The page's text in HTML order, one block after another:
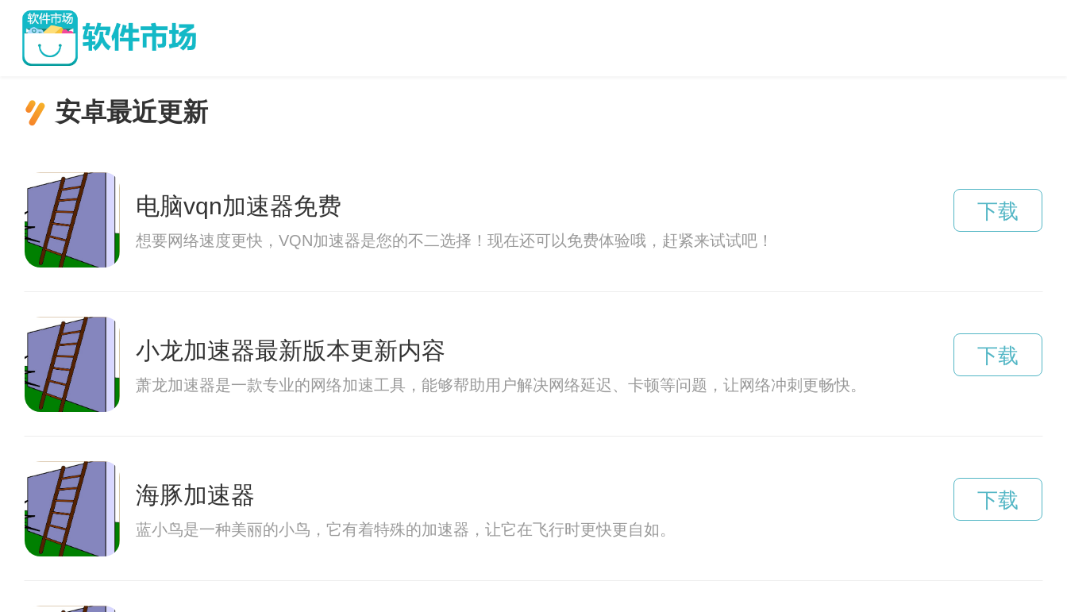
安卓最近更新
电脑vqn加速器免费
想要网络速度更快，VQN加速器是您的不二选择！现在还可以免费体验哦，赶紧来试试吧！
下载
小龙加速器最新版本更新内容
萧龙加速器是一款专业的网络加速工具，能够帮助用户解决网络延迟、卡顿等问题，让网络冲刺更畅快。
下载
海豚加速器
蓝小鸟是一种美丽的小鸟，它有着特殊的加速器，让它在飞行时更快更自如。
下载